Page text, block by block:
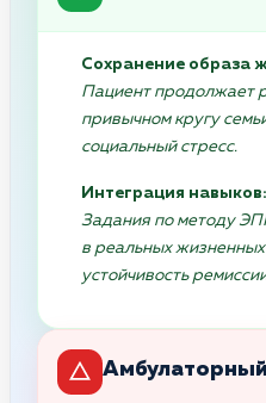
Сохранение образа
Пациент продолжает
привычном кругу
социальный стресс.
Интеграция навыков:
Задания по методу
в реальных
устойчивость